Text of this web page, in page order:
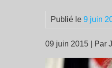
Publié le 9 juin
09 juin 2015 | Par